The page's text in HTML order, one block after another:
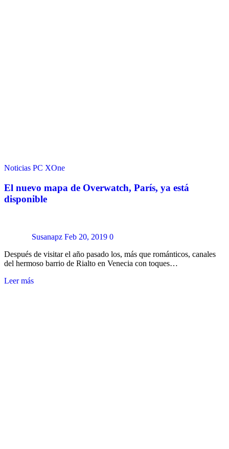
Noticias PC XOne
El nuevo mapa de Overwatch, París, ya está
disponible
Susanapz Feb 20, 2019 0
Después de visitar el año pasado los, más que románticos, canales
del hermoso barrio de Rialto en Venecia con toques…
Leer más